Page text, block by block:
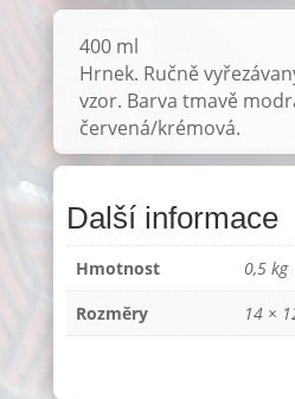
400 ml
Hrnek. Ručně
vzor. Barva tmavě
červená/krémová.
Další informace
Hmotnost
0,5 kg
Rozměry
14 ×